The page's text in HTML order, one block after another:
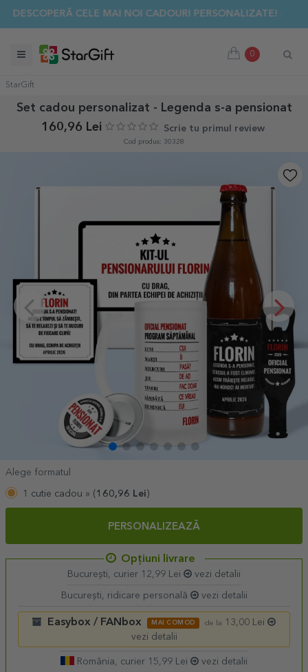
DESCOPERĂ CELE MAI NOI CADOURI PERSONALIZATE! ☀️
0
StarGift
Set cadou personalizat - Legenda s-a pensionat
160,96 Lei
Scrie tu primul review
Cod produs: 30328
Alege formatul
1 cutie cadou » ( 160,96 Lei )
PERSONALIZEAZĂ
Opțiuni livrare
București, curier 12,99 Lei vezi detalii
București, ridicare personală vezi detalii
Easybox / FANbox MAI COMOD de la
13,00 Lei
vezi detalii
România, curier 15,99 Lei vezi detalii